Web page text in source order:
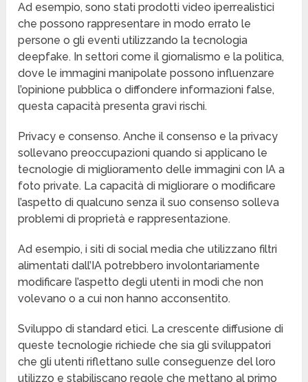
Ad esempio, sono stati prodotti video iperrealistici
che possono rappresentare in modo errato le
persone o gli eventi utilizzando la tecnologia
deepfake. In settori come il giornalismo e la politica,
dove le immagini manipolate possono influenzare
l’opinione pubblica o diffondere informazioni false,
questa capacità presenta gravi rischi.
Privacy e consenso. Anche il consenso e la privacy
sollevano preoccupazioni quando si applicano le
tecnologie di miglioramento delle immagini con IA a
foto private. La capacità di migliorare o modificare
l’aspetto di qualcuno senza il suo consenso solleva
problemi di proprietà e rappresentazione.
Ad esempio, i siti di social media che utilizzano filtri
alimentati dall’IA potrebbero involontariamente
modificare l’aspetto degli utenti in modi che non
volevano o a cui non hanno acconsentito.
Sviluppo di standard etici. La crescente diffusione di
queste tecnologie richiede che sia gli sviluppatori
che gli utenti riflettano sulle conseguenze del loro
utilizzo e stabiliscano regole che mettano al primo